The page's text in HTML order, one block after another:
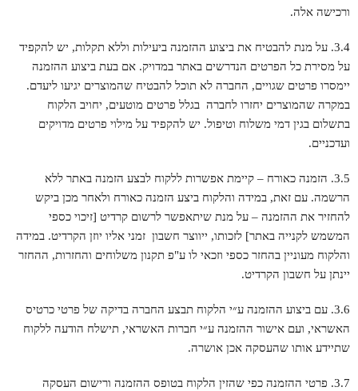
ורכישה אלה.
3.4. על מנת להבטיח את ביצוע ההזמנה ביעילות וללא תקלות, יש להקפיד
על מסירת כל הפרטים הנדרשים באתר במדויק. אם בעת ביצוע ההזמנה
יימסרו פרטים שגויים, החברה לא תוכל להבטיח שהמוצרים יגיעו ליעדם.
במקרה שהמוצרים יחזרו לחברה בגלל פרטים מוטעים, יחויב הלקוח
בתשלום בגין דמי משלוח וטיפול. יש להקפיד על מילוי פרטים מדויקים
ועדכניים.
3.5. הזמנה כאורח – קיימת אפשרות ללקוח לבצע הזמנה באתר ללא
הרשמה. עם זאת, במידה והלקוח ביצע הזמנה כאורח ולאחר מכן ביקש
להחזיר את ההזמנה – על מנת שיתאפשר לרשום קרדיט [זיכוי כספי
המשמש לקנייה באתר] לזכותו, ייווצר חשבון זמני אליו יוזן הקרדיט. במידה
והלקוח מעוניין בהחזר כספי וזכאי לו ע"פ תקנון משלוחים והחזרות, ההחזר
יינתן על חשבון הקרדיט.
3.6. עם ביצוע ההזמנה ע״י הלקוח תבצע החברה בדיקה של פרטי כרטיס
האשראי, ועם אישור ההזמנה ע״י חברות האשראי, תישלח הודעה ללקוח
שתיידע אותו שהעסקה אכן אושרה.
3.7. פרטי ההזמנה כפי שהזין הלקוח בטופס ההזמנה ורישום העסקה